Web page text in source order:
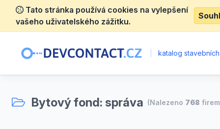
Tato stránka používá cookies na vylepšení
vašeho uživatelského zážitku.
katalog
Bytový fond: správa (Nalezeno 768